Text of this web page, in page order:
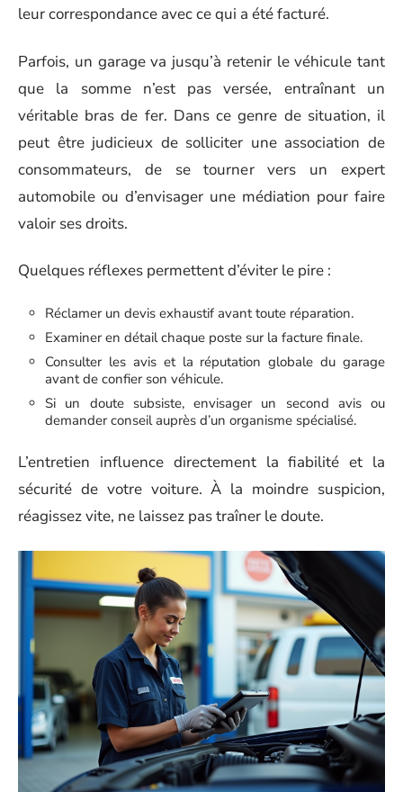
leur correspondance avec ce qui a été facturé.
Parfois, un garage va jusqu’à retenir le véhicule tant
que la somme n’est pas versée, entraînant un
véritable bras de fer. Dans ce genre de situation, il
peut être judicieux de solliciter une association de
consommateurs, de se tourner vers un expert
automobile ou d’envisager une médiation pour faire
valoir ses droits.
Quelques réflexes permettent d’éviter le pire :
Réclamer un devis exhaustif avant toute réparation.
Examiner en détail chaque poste sur la facture finale.
Consulter les avis et la réputation globale du garage
avant de confier son véhicule.
Si un doute subsiste, envisager un second avis ou
demander conseil auprès d’un organisme spécialisé.
L’entretien influence directement la fiabilité et la
sécurité de votre voiture. À la moindre suspicion,
réagissez vite, ne laissez pas traîner le doute.